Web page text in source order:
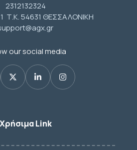
2312132324
Τ.Κ. 54631 ΘΕΣΣΑΛΟΝΙΚΗ
our social media
Χρήσιμα Link